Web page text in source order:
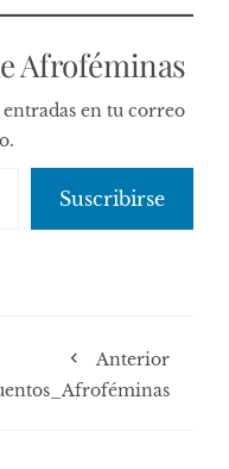
Afroféminas
en tu correo
Suscribirse
Anterior